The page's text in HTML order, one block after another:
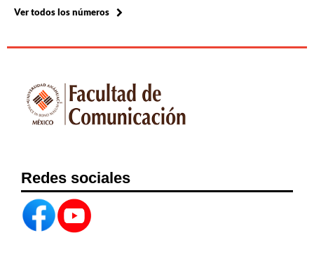
Ver todos los números
Redes sociales